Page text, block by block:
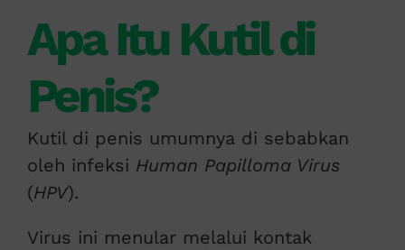
Apa Itu Kutil di
Penis?
Kutil di penis umumnya di sebabkan
oleh infeksi Human Papilloma Virus
(HPV).
Virus ini menular melalui kontak